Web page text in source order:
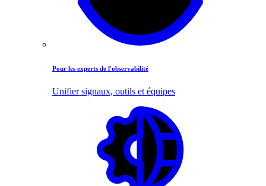
Pour les experts de l'observabilité
Unifier signaux, outils et équipes